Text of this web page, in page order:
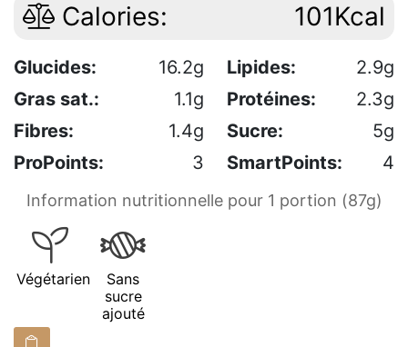
Calories: 101Kcal
Glucides: 16.2g Lipides:
2.9g
Gras sat.:
1.1g Protéines:
2.3g
Fibres:
1.4g Sucre:
5g
ProPoints:
3 SmartPoints: 4
Information nutritionnelle pour 1 portion (87g)
Végétarien
Sans
sucre
ajouté